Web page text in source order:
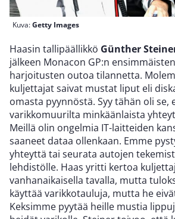
Kuva:Getty Images
Haasin tallipäällikkö Günther
jälkeen Monacon GP:n
harjoitusten outoa tilannetta.
kuljettajat saivat mustat liput eli
omasta pyynnöstä. Syy tähän oli se,
varikkomuurilta minkäänlaista
Meillä olin ongelmia IT-laitteiden
saaneet dataa ollenkaan. Emme
yhteyttä tai seurata autojen
lehdistölle. Haas yritti kertoa
vanhanaikaisella tavalla, mutta
käyttää varikkotauluja, mutta he
Keksimme pyytää heille mustia